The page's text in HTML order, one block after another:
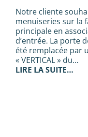
Notre cliente
menuiseries sur la
principale en
d’entrée. La porte
été remplacée par
« VERTICAL » du…
LIRE LA SUITE…